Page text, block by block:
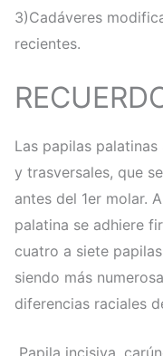
3)Cadáveres
recientes.
Las papilas
y trasversales, que
antes del 1er molar.
palatina se adhiere
cuatro a siete
siendo más
diferencias raciales